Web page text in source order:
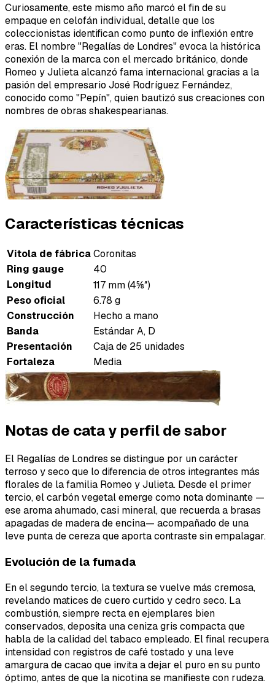
Curiosamente, este mismo año marcó el fin de su
empaque en celofán individual, detalle que los
coleccionistas identifican como punto de inflexión entre
eras. El nombre "Regalías de Londres" evoca la histórica
conexión de la marca con el mercado británico, donde
Romeo y Julieta alcanzó fama internacional gracias a la
pasión del empresario José Rodríguez Fernández,
conocido como "Pepín", quien bautizó sus creaciones con
nombres de obras shakespearianas.
Características técnicas
Vitola de fábricaCoronitas
Ring gauge
40
Longitud
117 mm (4⅝″)
Peso oficial
6.78 g
Construcción
Hecho a mano
Banda
Estándar A, D
Presentación
Caja de 25 unidades
Fortaleza
Media
Notas de cata y perfil de sabor
El Regalías de Londres se distingue por un carácter
terroso y seco que lo diferencia de otros integrantes más
florales de la familia Romeo y Julieta. Desde el primer
tercio, el carbón vegetal emerge como nota dominante —
ese aroma ahumado, casi mineral, que recuerda a brasas
apagadas de madera de encina— acompañado de una
leve punta de cereza que aporta contraste sin empalagar.
Evolución de la fumada
En el segundo tercio, la textura se vuelve más cremosa,
revelando matices de cuero curtido y cedro seco. La
combustión, siempre recta en ejemplares bien
conservados, deposita una ceniza gris compacta que
habla de la calidad del tabaco empleado. El final recupera
intensidad con registros de café tostado y una leve
amargura de cacao que invita a dejar el puro en su punto
óptimo, antes de que la nicotina se manifieste con rudeza.